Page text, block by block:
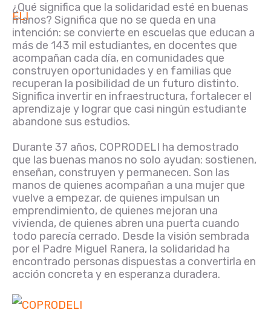
¿Qué significa que la solidaridad esté en buenas
manos? Significa que no se queda en una
intención: se convierte en escuelas que educan a
más de 143 mil estudiantes, en docentes que
acompañan cada día, en comunidades que
construyen oportunidades y en familias que
recuperan la posibilidad de un futuro distinto.
Significa invertir en infraestructura, fortalecer el
aprendizaje y lograr que casi ningún estudiante
abandone sus estudios.
Durante 37 años, COPRODELI ha demostrado
que las buenas manos no solo ayudan: sostienen,
enseñan, construyen y permanecen. Son las
manos de quienes acompañan a una mujer que
vuelve a empezar, de quienes impulsan un
emprendimiento, de quienes mejoran una
vivienda, de quienes abren una puerta cuando
todo parecía cerrado. Desde la visión sembrada
por el Padre Miguel Ranera, la solidaridad ha
encontrado personas dispuestas a convertirla en
acción concreta y en esperanza duradera.